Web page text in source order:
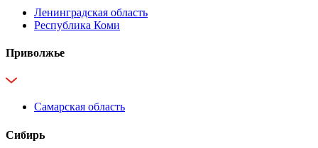
Ленинградская область
Республика Коми
Приволжье
Самарская область
Сибирь